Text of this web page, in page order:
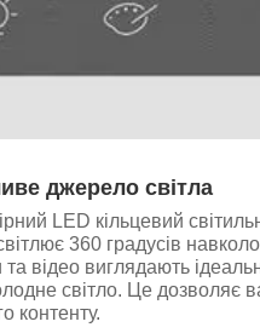
джерело світла
LED кільцевий
360 градусів
відео виглядають
світло. Це дозволяє
контенту.